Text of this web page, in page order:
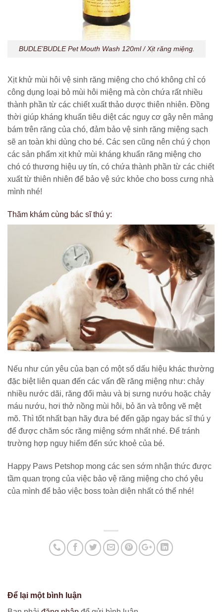
BUDLE’BUDLE Pet Mouth Wash 120ml / Xịt răng miệng.
Xịt khử mùi hôi vệ sinh răng miệng cho chó không chỉ có
công dụng loại bỏ mùi hôi miệng mà còn chứa rất nhiều
thành phần từ các chiết xuất thảo dược thiên nhiên. Đồng
thời giúp kháng khuẩn tiêu diệt các nguy cơ gây nên mảng
bám trên răng của chó, đảm bảo vệ sinh răng miệng sạch
sẽ an toàn khi dùng cho bé. Các sen cũng nên chú ý chọn
các sản phẩm xịt khử mùi kháng khuẩn răng miệng cho
chó có thương hiệu uy tín, có chứa thành phần từ các chiết
xuất từ thiên nhiên để bảo vệ sức khỏe cho boss cưng nhà
mình nhé!
Thăm khám cùng bác sĩ thú y:
Nếu như cún yêu của bạn có một số dấu hiệu khác thường
đặc biệt liên quan đến các vấn đề răng miệng như: chảy
nhiều nước dãi, răng đổi màu và bị sưng nướu hoặc chảy
máu nướu, hơi thở nồng mùi hôi, bỏ ăn và trông vẽ mệt
mõ. Thì tốt nhất bạn hãy đưa bé đến gặp ngay bác sĩ thú y
để được chăm sóc răng miệng sớm nhất nhé. Để tránh
trường hợp nguy hiểm đến sức khoẻ của bé.
Happy Paws Petshop mong các sen sớm nhận thức được
tầm quan trọng của việc bảo vệ răng miệng cho chó yêu
của mình để bảo việc boss toàn diện nhất có thể nhé!
Để lại một bình luận